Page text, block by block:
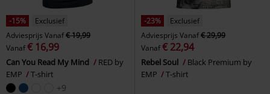
-15%
Exclusief
Adviesprijs Vanaf€ 19,99
Vanaf€ 16,99
Can You Read My Mind
RED by
EMP
T-shirt
+9
-23%
Exclusief
Adviesprijs Vanaf€ 29,99
Vanaf€ 22,94
Rebel Soul
Black Premium by
EMP
T-shirt